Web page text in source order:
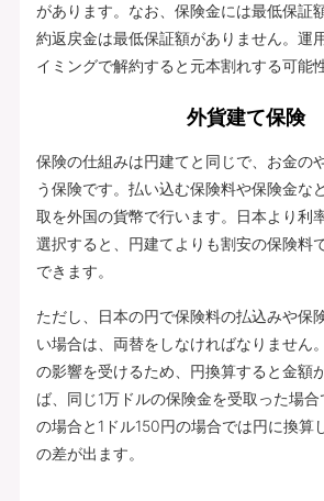
があります。なお、保険金には最低保証
約返戻金は最低保証額がありません。運
イミングで解約すると元本割れする可能
外貨建て保険
保険の仕組みは円建てと同じで、お金の
う保険です。払い込む保険料や保険金な
取を外国の貨幣で行います。日本より利
選択すると、円建てよりも割安の保険料
できます。
ただし、日本の円で保険料の払込みや保
い場合は、両替をしなければなりません
の影響を受けるため、円換算すると金額
ば、同じ1万ドルの保険金を受取った場
の場合と1ドル150円の場合では円に換算
の差が出ます。